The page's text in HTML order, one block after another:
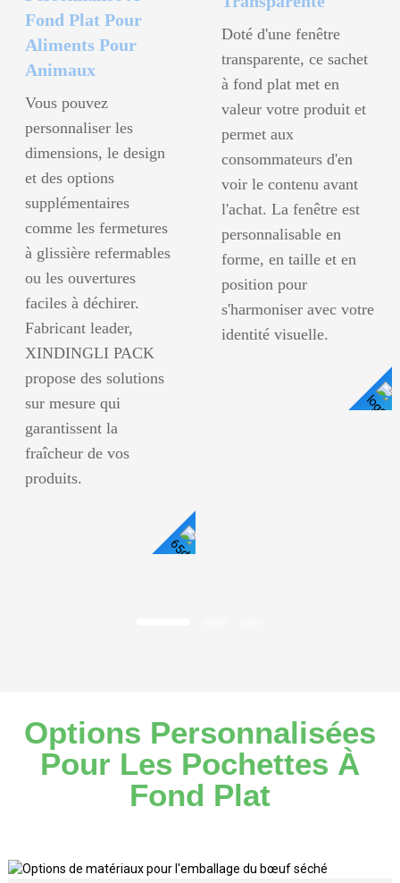
Fond Plat Pour
Aliments Pour
Animaux
Vous pouvez
personnaliser les
dimensions, le design
et des options
supplémentaires
comme les fermetures
à glissière refermables
ou les ouvertures
faciles à déchirer.
Fabricant leader,
XINDINGLI PACK
propose des solutions
sur mesure qui
garantissent la
fraîcheur de vos
produits.
Doté d'une fenêtre
transparente, ce sachet
à fond plat met en
valeur votre produit et
permet aux
consommateurs d'en
voir le contenu avant
l'achat. La fenêtre est
personnalisable en
forme, en taille et en
position pour
s'harmoniser avec votre
identité visuelle.
Options Personnalisées
Pour Les Pochettes À
Fond Plat